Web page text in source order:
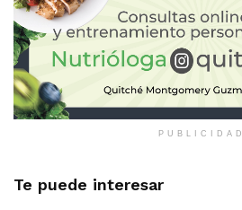
PUBLICIDAD
Te puede interesar